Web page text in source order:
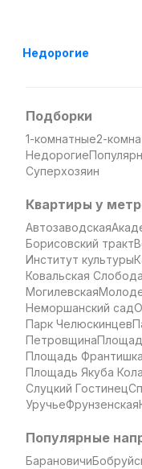
Недорогие
Подборки
1-комнатные2-
Недорогие
Суперхозяин
Квартиры у
Автозаводская
Борисовский тракт
Институт культуры
Ковальская Слобода
Могилевская
Неморшанский сад
Парк Челюскинцев
Петровщина
Площадь
Площадь Якуба
Слуцкий Гостинец
УручьеФрунзенская
Популярные
Барановичи